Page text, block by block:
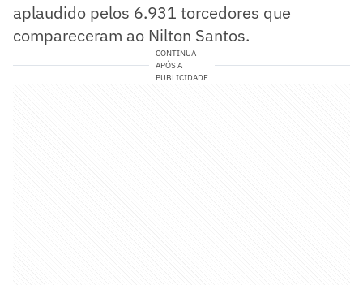
aplaudido pelos 6.931 torcedores que
compareceram ao Nilton Santos.
CONTINUA
APÓS A
PUBLICIDADE